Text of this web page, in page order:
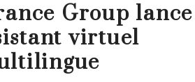
Group lance
virtuel